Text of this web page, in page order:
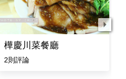
樺慶川菜餐廳
2則評論